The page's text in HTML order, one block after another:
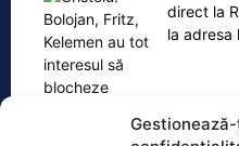
direct la
la adresa